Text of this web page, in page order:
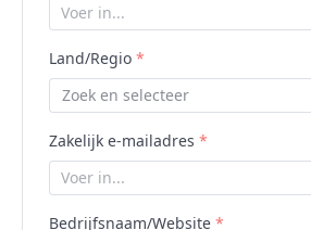
Land/Regio
Zoek en selecteer
Zakelijk e-mailadres
Bedrijfsnaam/Website